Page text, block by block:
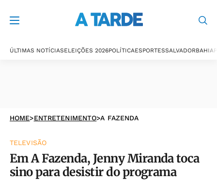
ÚLTIMAS NOTÍCIASELEIÇÕES 2026POLÍTICAESPORTESSALVADORBAHIA
HOME>ENTRETENIMENTO>A FAZENDA
TELEVISÃO
Em A Fazenda, Jenny Miranda toca
sino para desistir do programa